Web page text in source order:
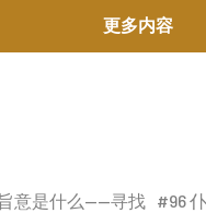
更多内容
意是什么——寻找
#96